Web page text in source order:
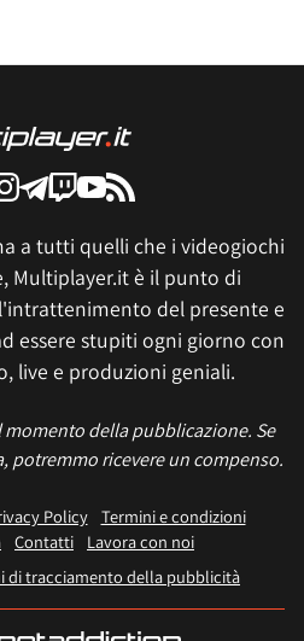
a tutti quelli che i videogiochi
Multiplayer.it è il punto di
del presente e
essere stupiti ogni giorno con
live e produzioni geniali.
della pubblicazione. Se
potremmo ricevere un compenso.
Policy
Termini e condizioni
Contatti
Lavora con noi
di tracciamento della pubblicità